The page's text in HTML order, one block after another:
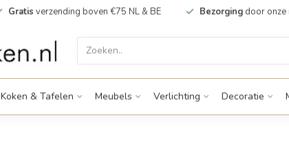
Gratis verzending boven €75 NL & BE Bezorging door
Koken & Tafelen Meubels Verlichting Decoratie